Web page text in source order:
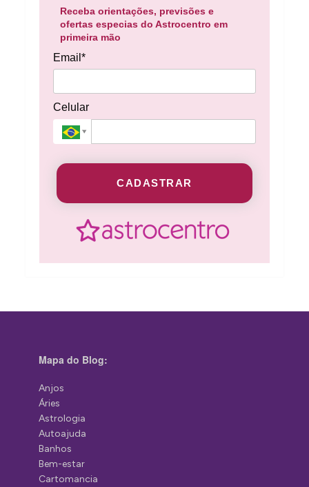
Receba orientações, previsões e
ofertas especias do Astrocentro em
primeira mão
Email*
Celular
CADASTRAR
Mapa do Blog:
Anjos
Áries
Astrologia
Autoajuda
Banhos
Bem-estar
Cartomancia